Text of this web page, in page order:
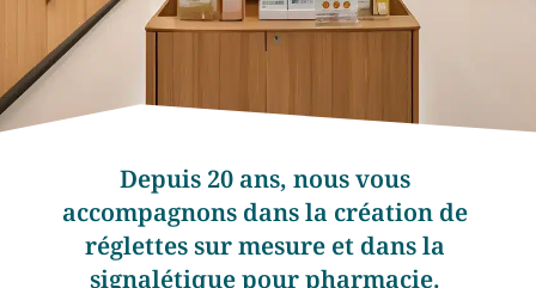
Depuis 20 ans, nous vous
accompagnons dans la création de
réglettes sur mesure et dans la
signalétique pour pharmacie.